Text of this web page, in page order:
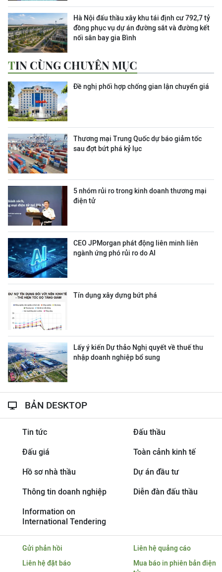
Hà Nội đấu thầu xây khu tái định cư 792,7 tỷ
đồng phục vụ dự án đường sắt và đường kết
nối sân bay gia Bình
TIN CÙNG CHUYÊN MỤC
Đề nghị phối hợp chống gian lận chuyển giá
Thương mại Trung Quốc dự báo giảm tốc
sau đợt bứt phá kỷ lục
5 nhóm rủi ro trong kinh doanh thương mại
điện tử
CEO JPMorgan phát động liên minh liên
ngành ứng phó rủi ro do AI
Tín dụng xây dựng bứt phá
Lấy ý kiến Dự thảo Nghị quyết về thuế thu
nhập doanh nghiệp bổ sung
BẢN DESKTOP
Tin tức Đấu thầu
Đấu giá Toàn cảnh kinh tế
Hồ sơ nhà thầu Dự án đầu tư
Thông tin doanh nghiệp Diễn đàn đấu thầu
Information on
International Tendering
Gửi phản hồi
Liên hệ quảng cáo
Liên hệ đặt báo
Mua báo in phiên bản điện